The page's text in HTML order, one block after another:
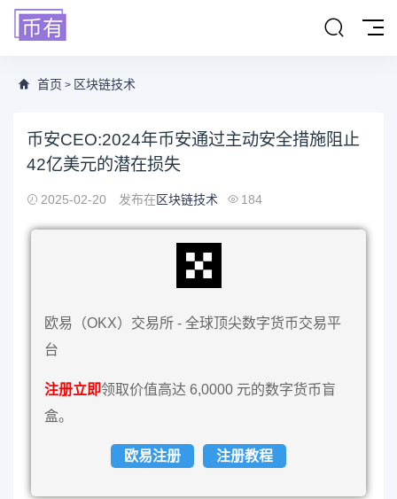
首页 > 区块链技术
币安CEO:2024年币安通过主动安全措施阻止
42亿美元的潜在损失
2025-02-20 发布在区块链技术 184
欧易（OKX）交易所 - 全球顶尖数字货币交易平
台
注册立即领取价值高达 6,0000 元的数字货币盲
盒。
欧易注册 注册教程